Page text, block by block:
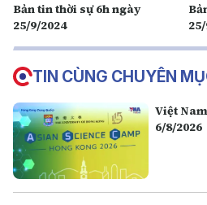
Bản tin thời sự 6h ngày
25/9/2024
TIN CÙNG CHUYÊN
Việt
6/8/2026